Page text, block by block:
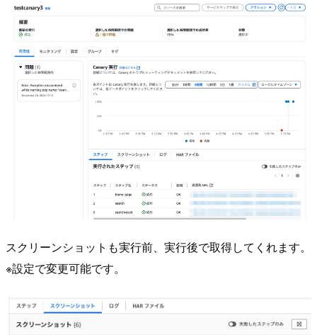
スクリーンショットも実行前、実行後で取得してくれます。
※設定で変更可能です。